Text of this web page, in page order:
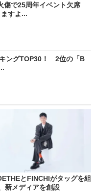
傷で25周年イベント欠席
すよ...
キングTOP30！ 2位の「B
とFINCHIがタッグを組
新メディアを創設